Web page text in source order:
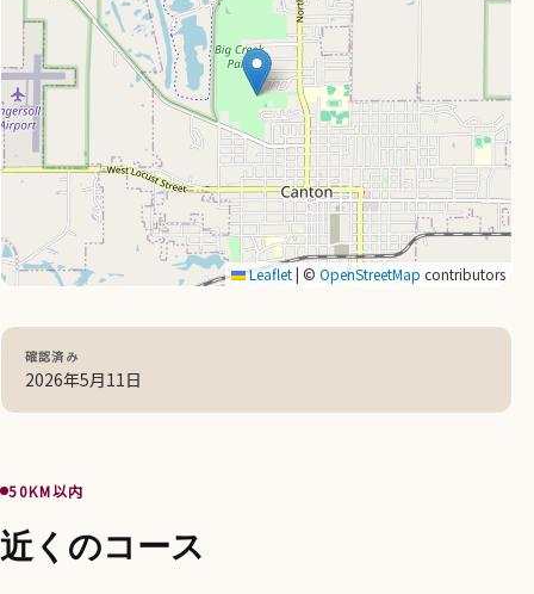
Leaflet ©OpenStreetMap contributors
確認済み
2026年5月11日
50KM以内
近くのコース